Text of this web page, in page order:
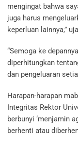
mengingat bahwa
juga harus
keperluan lainnya,”
“Semoga ke
diperhitungkan
dan pengeluaran
Harapan-harapan
Integritas Rektor
berbunyi ‘menjamin
berhenti atau